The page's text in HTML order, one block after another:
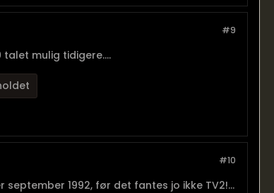
#9
mulig tidigere....
#10
1992, før det fantes jo ikke TV2!...